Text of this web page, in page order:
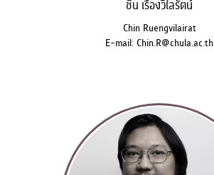
ชิน เรืองวิไลรัตน์
Chin Ruengvilairat
E-mail: Chin.R@chula.ac.th